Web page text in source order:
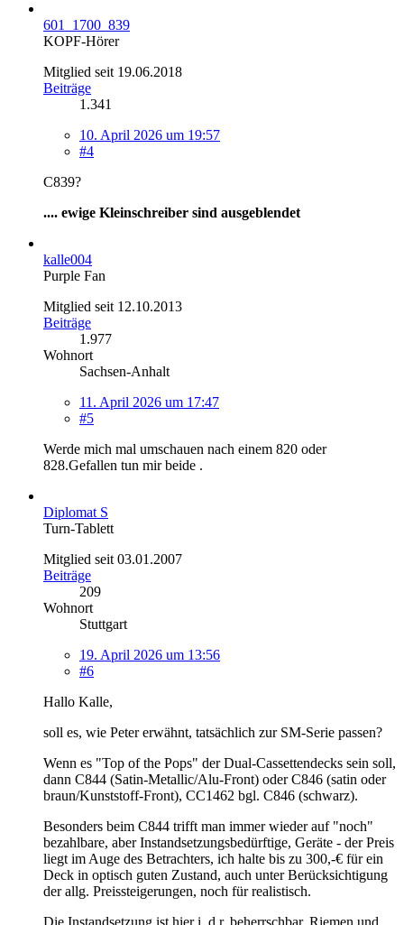
601_1700_839
KOPF-Hörer
Mitglied seit 19.06.2018
Beiträge
1.341
10. April 2026 um 19:57
#4
C839?
.... ewige Kleinschreiber sind ausgeblendet
kalle004
Purple Fan
Mitglied seit 12.10.2013
Beiträge
1.977
Wohnort
Sachsen-Anhalt
11. April 2026 um 17:47
#5
Werde mich mal umschauen nach einem 820 oder
828.Gefallen tun mir beide .
Diplomat S
Turn-Tablett
Mitglied seit 03.01.2007
Beiträge
209
Wohnort
Stuttgart
19. April 2026 um 13:56
#6
Hallo Kalle,
soll es, wie Peter erwähnt, tatsächlich zur SM-Serie passen?
Wenn es "Top of the Pops" der Dual-Cassettendecks sein soll,
dann C844 (Satin-Metallic/Alu-Front) oder C846 (satin oder
braun/Kunststoff-Front), CC1462 bgl. C846 (schwarz).
Besonders beim C844 trifft man immer wieder auf "noch"
bezahlbare, aber Instandsetzungsbedürftige, Geräte - der Preis
liegt im Auge des Betrachters, ich halte bis zu 300,-€ für ein
Deck in optisch guten Zustand, auch unter Berücksichtigung
der allg. Preissteigerungen, noch für realistisch.
Die Instandsetzung ist hier i .d r. beherrschbar, Riemen und